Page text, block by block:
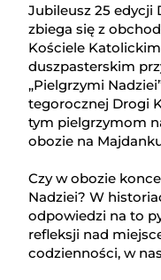
Jubileusz 25 edycji
zbiega się z
Kościele
duszpasterskim
„Pielgrzymi
tegorocznej Drogi
tym pielgrzymom
obozie na
Czy w obozie
Nadziei? W
odpowiedzi na to
refleksji nad
codzienności, w